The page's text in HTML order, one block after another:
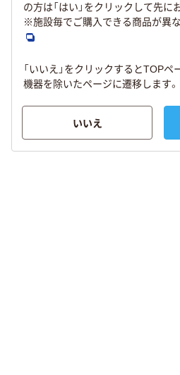
の方は「はい」をクリックして先に
※施設毎でご購入できる商品が異な
「いいえ」をクリックするとTOPペ
機器を除いたページに遷移します。
いいえ